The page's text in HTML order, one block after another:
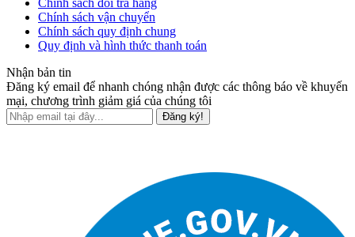
Chính sách vận chuyển
Chính sách quy định chung
Quy định và hình thức thanh toán
Nhận bản tin
Đăng ký email để nhanh chóng nhận được các thông báo về khuyến
mại, chương trình giảm giá của chúng tôi
Đăng ký!